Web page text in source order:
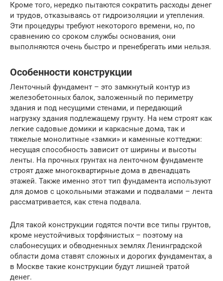
Кроме того, нередко пытаются сократить расходы денег
и трудов, отказываясь от гидроизоляции и утепления.
Эти процедуры требуют некоторого времени, но, по
сравнению со сроком службы основания, они
выполняются очень быстро и пренебрегать ими нельзя.
Особенности конструкции
Ленточный фундамент – это замкнутый контур из
железобетонных балок, заложенный по периметру
здания и под несущими стенами, и передающий
нагрузку здания подлежащему грунту. На нем строят как
легкие садовые домики и каркасные дома, так и
тяжелые монолитные «замки» и каменные коттеджи:
несущая способность зависит от ширины и высоты
ленты. На прочных грунтах на ленточном фундаменте
строят даже многоквартирные дома в двенадцать
этажей. Также именно этот тип фундамента используют
для домов с цокольными этажами и подвалами – лента
рассматривается, как стена подвала.
Для такой конструкции годятся почти все типы грунтов,
кроме неустойчивых торфянистых – поэтому на
слабонесущих и обводненных землях Ленинградской
области дома ставят сложных и дорогих фундаментах, а
в Москве такие конструкции будут лишней тратой
денег.